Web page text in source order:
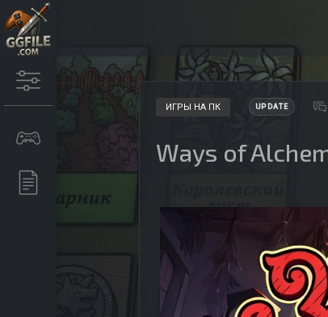
ИГРЫ НА ПК UPDATE
Ways of